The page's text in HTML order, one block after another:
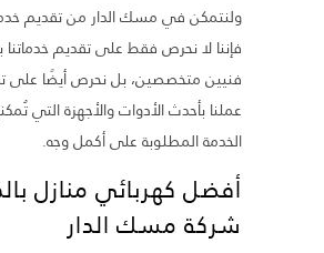
ولنتمكن في مسك الدار من تقديم
فإننا لا نحرص فقط على تقديم خدماتنا
فنيين متخصصين، بل نحرص أيضًا على
عملنا بأحدث الأدوات والأجهزة التي
الخدمة المطلوبة على أكمل وجه.
أفضل كهربائي منازل
شركة مسك الدار